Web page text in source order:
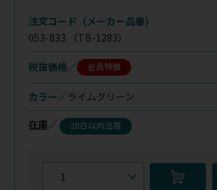
注文コード（メーカー品番）
053-833 （TB-1283）
税抜価格 会員特価
カラー／ライムグリーン
在庫／ 20日以内出荷